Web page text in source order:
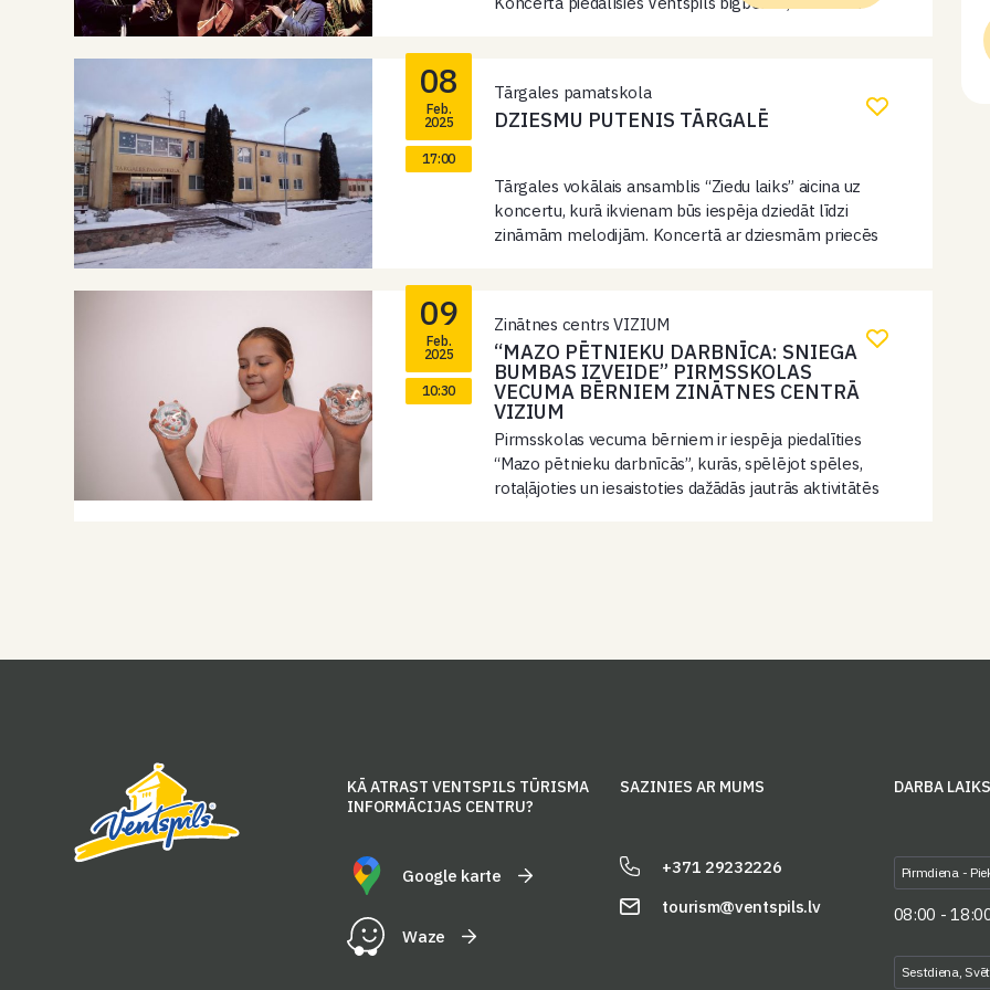
08
Feb.
2025
17:00
Tārgales pamatskola
DZIESMU PUTENIS TĀRGALĒ
Tārgales vokālais ansamblis “Ziedu laiks” aicina uz
koncertu, kurā ikvienam būs iespēja dziedāt līdzi
zināmām melodijām. Koncertā ar dziesmām priecēs
09
Feb.
2025
10:30
Zinātnes centrs VIZIUM
“MAZO PĒTNIEKU DARBNĪCA: SNIEGA
BUMBAS IZVEIDE” PIRMSSKOLAS
VECUMA BĒRNIEM ZINĀTNES CENTRĀ
VIZIUM
Pirmsskolas vecuma bērniem ir iespēja piedalīties
“Mazo pētnieku darbnīcās”, kurās, spēlējot spēles,
rotaļājoties un iesaistoties dažādās jautrās aktivitātēs
KĀ ATRAST VENTSPILS TŪRISMA
INFORMĀCIJAS CENTRU?
SAZINIES AR MUMS DARBA LAIKS
Google karte
Waze
+371 29232226
tourism@ventspils.lv
Pirmdiena -
08:00 -
Sestdiena,